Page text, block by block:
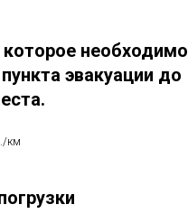
которое необходимо
эвакуации до
км